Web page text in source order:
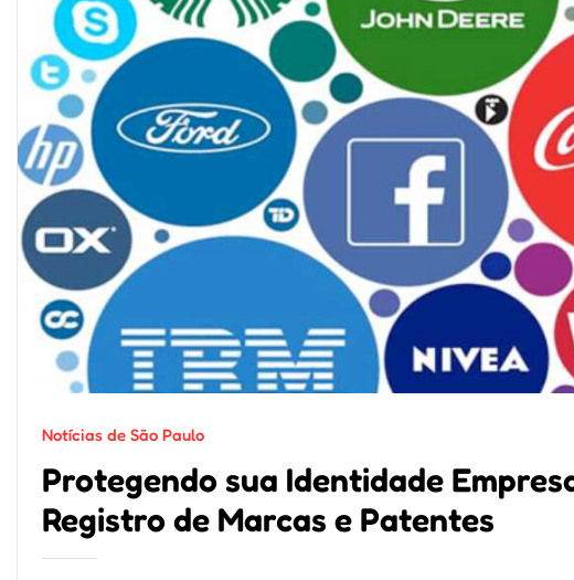
Notícias de São Paulo
Protegendo sua Identidade
Registro de Marcas e Patentes